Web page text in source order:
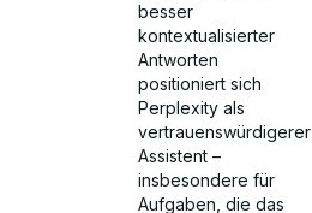
besser
kontextualisierter
Antworten
positioniert sich
Perplexity als
vertrauenswürdigerer
Assistent –
insbesondere für
Aufgaben, die das